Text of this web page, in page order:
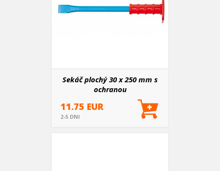
Sekáč plochý 30 x 250 mm s
ochranou
11.75 EUR
2-5 DNI